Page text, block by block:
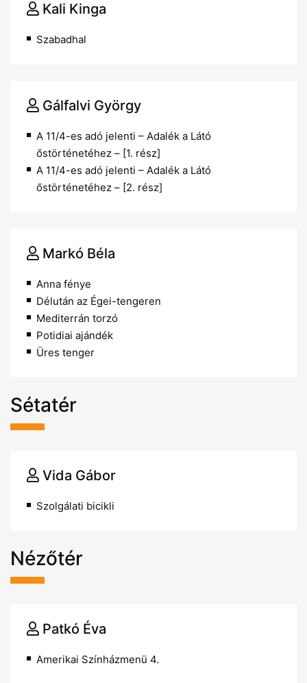
Kali Kinga
Szabadhal
Gálfalvi György
A 11/4-es adó jelenti – Adalék a Látó
őstörténetéhez – [1. rész]
A 11/4-es adó jelenti – Adalék a Látó
őstörténetéhez – [2. rész]
Markó Béla
Anna fénye
Délután az Égei-tengeren
Mediterrán torzó
Potidiai ajándék
Üres tenger
Sétatér
Vida Gábor
Szolgálati bicikli
Nézőtér
Patkó Éva
Amerikai Színházmenü 4.